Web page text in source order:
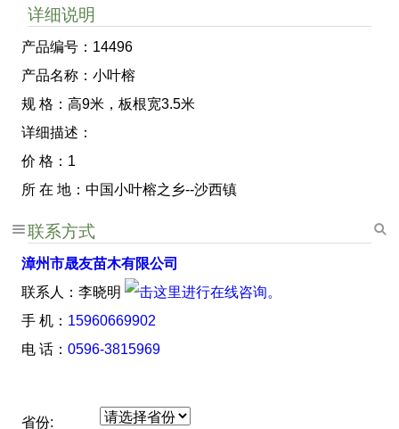
详细说明
产品编号：14496
产品名称：小叶榕
规 格：高9米，板根宽3.5米
详细描述：
价 格：1
所 在 地：中国小叶榕之乡--沙西镇
联系方式
漳州市晟友苗木有限公司
联系人：李晓明
手 机： 15960669902
电 话： 0596-3815969
省份: